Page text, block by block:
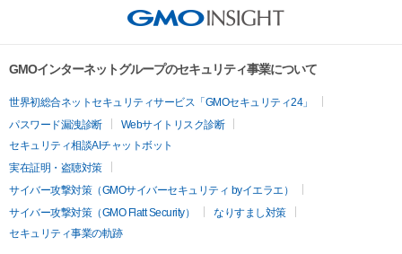
GMOインターネットグループのセキュリティ事業について
世界初総合ネットセキュリティサービス「GMOセキュリティ24」
パスワード漏洩診断
Webサイトリスク診断
セキュリティ相談AIチャットボット
実在証明・盗聴対策
サイバー攻撃対策（GMOサイバーセキュリティ byイエラエ）
サイバー攻撃対策（GMO Flatt Security）
なりすまし対策
セキュリティ事業の軌跡